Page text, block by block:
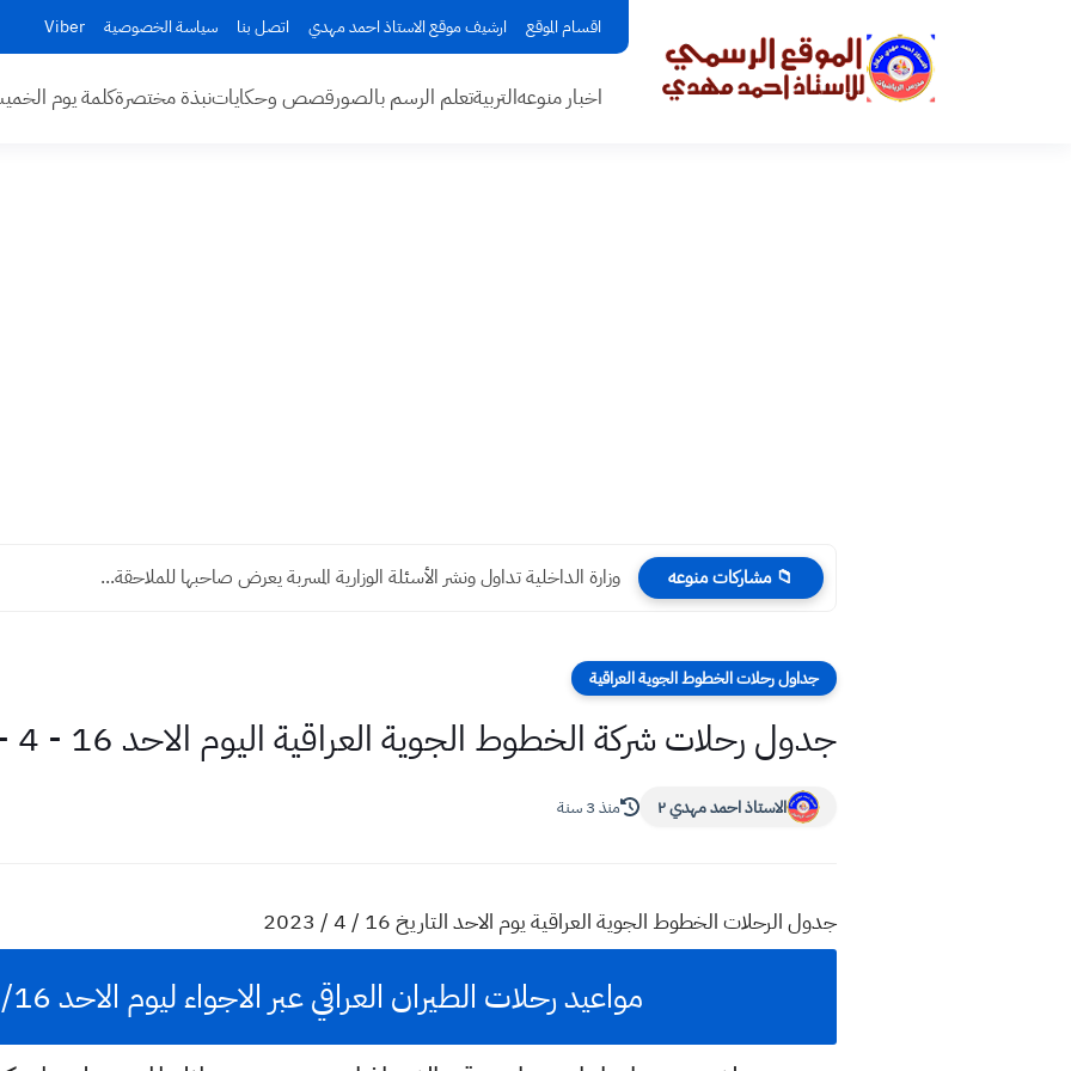
اقسام الموقع ارشيف موقع الاستاذ احمد مهدي اتصل بنا سياسة الخصوصية Viber
اخبار منوعهالتربيةتعلم الرسم بالصورقصص وحكاياتنبذة مختصرةكلمة يوم
📁 مشاركات منوعه وزارة الداخلية تداول ونشر الأسئلة الوزارية المسربة يعرض صاحبها للملاحقة...
جداول رحلات الخطوط الجوية العراقية
جدول رحلات شركة الخطوط الجوية العراقية اليوم الاحد 16 - 4 - 2023
الاستاذ احمد مهدي ٢ منذ 3 سنة
جدول الرحلات الخطوط الجوية العراقية يوم الاحد التاريخ 16 / 4 / 2023
مواعيد رحلات الطيران العراقي عبر الاجواء ليوم الاحد 2023/4/16